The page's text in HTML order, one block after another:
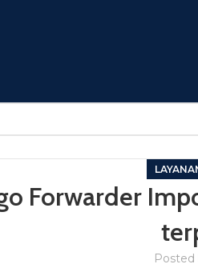
Forwarder
Posted